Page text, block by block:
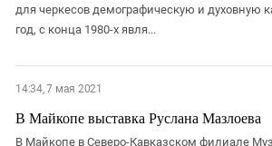
для черкесов демографическую и духовную
год, с конца 1980-х явля...
14:34, 7 мая 2021
В Майкопе выставка Руслана Мазлоева
В Майкопе в Северо-Кавказском филиале